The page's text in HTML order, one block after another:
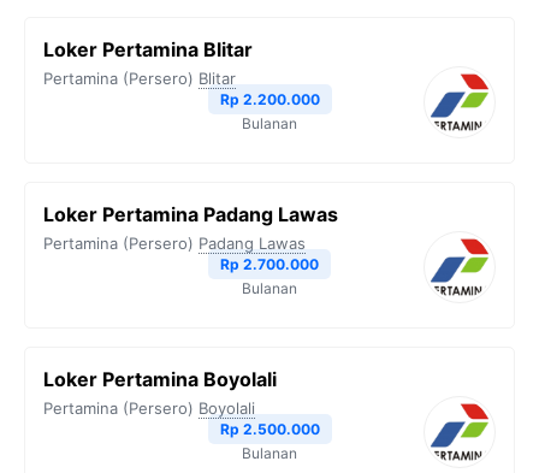
o
e
r
A
p
i
n
k
Loker Pertamina Blitar
Pertamina (Persero) Blitar
Rp 2.200.000
Bulanan
Loker Pertamina Padang Lawas
Pertamina (Persero) Padang Lawas
Rp 2.700.000
Bulanan
Loker Pertamina Boyolali
Pertamina (Persero) Boyolali
Rp 2.500.000
Bulanan